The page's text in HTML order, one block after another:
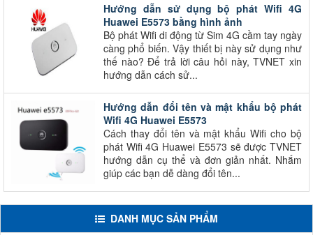
Hướng dẫn sử dụng bộ phát Wifi 4G
Huawei E5573 bằng hình ảnh
Bộ phát Wifi di động từ Sim 4G cầm tay ngày
càng phổ biến. Vậy thiết bị này sử dụng như
thế nào? Để trả lời câu hỏi này, TVNET xin
hướng dẫn cách sử...
Hướng dẫn đổi tên và mật khẩu bộ phát
Wifi 4G Huawei E5573
Cách thay đổi tên và mật khẩu Wifi cho bộ
phát Wifi 4G Huawei E5573 sẽ được TVNET
hướng dẫn cụ thể và đơn giản nhất. Nhắm
giúp các bạn dễ dàng đổi tên...
DANH MỤC SẢN PHẨM